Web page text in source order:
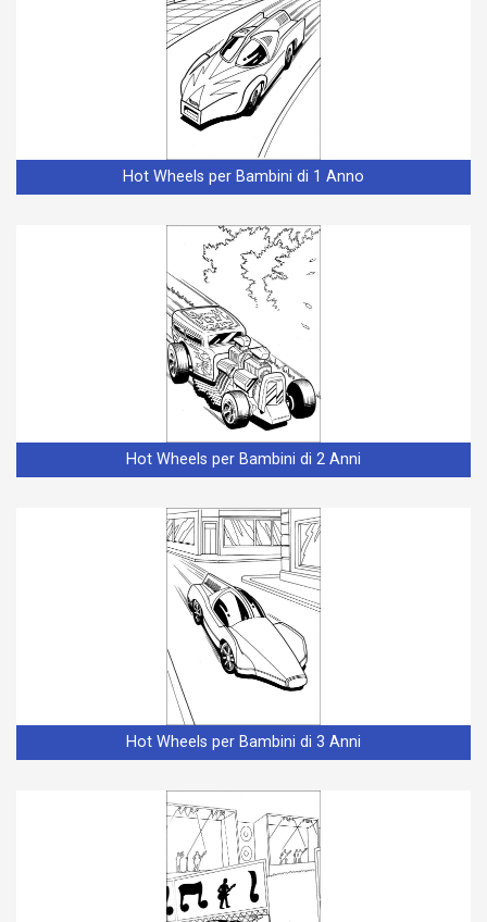
Hot Wheels per Bambini di 1 Anno
Hot Wheels per Bambini di 2 Anni
Hot Wheels per Bambini di 3 Anni